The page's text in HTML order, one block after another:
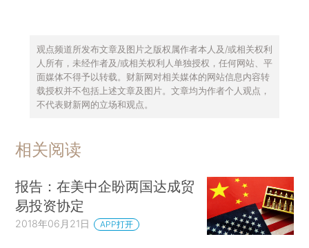
观点频道所发布文章及图片之版权属作者本人及/或相关权利
人所有，未经作者及/或相关权利人单独授权，任何网站、平
面媒体不得予以转载。财新网对相关媒体的网站信息内容转
载授权并不包括上述文章及图片。文章均为作者个人观点，
不代表财新网的立场和观点。
相关阅读
报告：在美中企盼两国达成贸
易投资协定
2018年06月21日 APP打开